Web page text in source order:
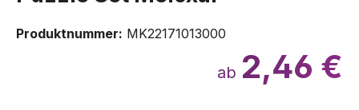
Produktnummer: MK22171013000
ab 2,46 €